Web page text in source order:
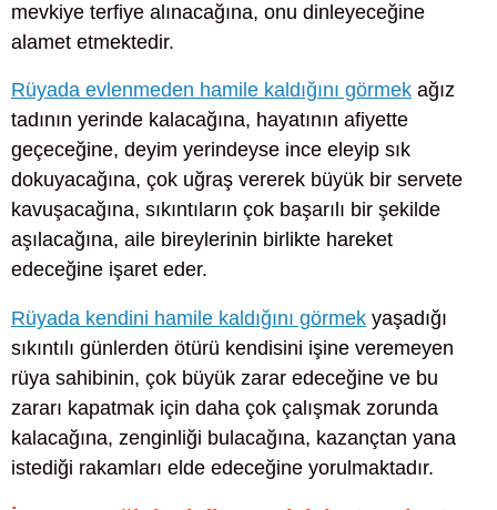
mevkiye terfiye alınacağına, onu dinleyeceğine
alamet etmektedir.
Rüyada evlenmeden hamile kaldığını görmek ağız
tadının yerinde kalacağına, hayatının afiyette
geçeceğine, deyim yerindeyse ince eleyip sık
dokuyacağına, çok uğraş vererek büyük bir servete
kavuşacağına, sıkıntıların çok başarılı bir şekilde
aşılacağına, aile bireylerinin birlikte hareket
edeceğine işaret eder.
Rüyada kendini hamile kaldığını görmek yaşadığı
sıkıntılı günlerden ötürü kendisini işine veremeyen
rüya sahibinin, çok büyük zarar edeceğine ve bu
zararı kapatmak için daha çok çalışmak zorunda
kalacağına, zenginliği bulacağına, kazançtan yana
istediği rakamları elde edeceğine yorulmaktadır.